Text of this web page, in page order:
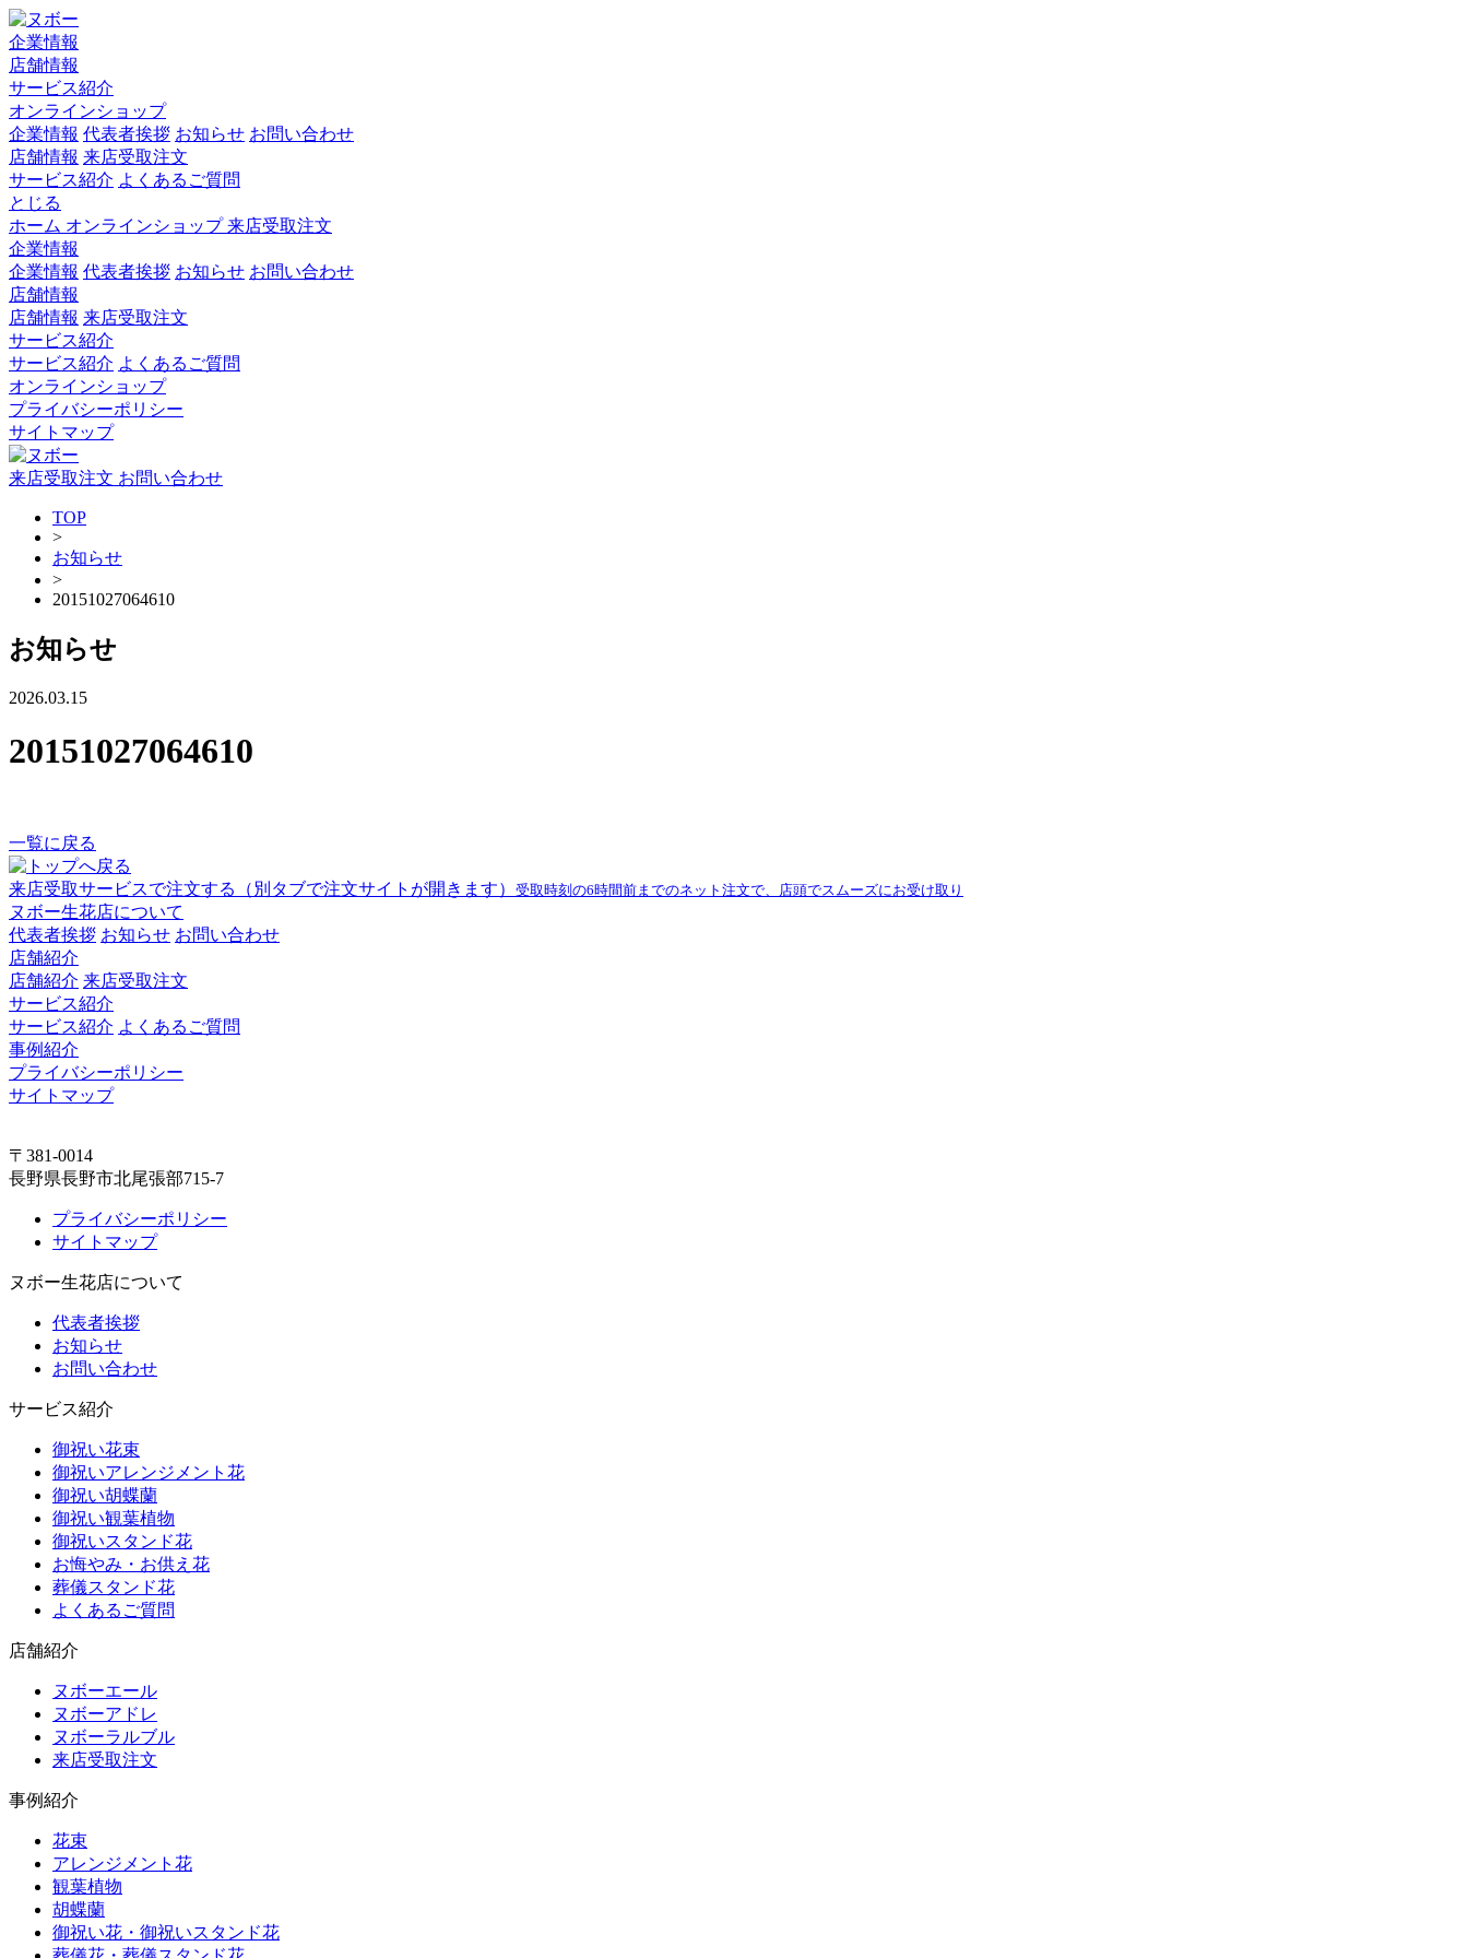
企業情報
店舗情報
サービス紹介
オンラインショップ
企業情報 代表者挨拶 お知らせ お問い合わせ
店舗情報 来店受取注文
サービス紹介 よくあるご質問
とじる
ホーム オンラインショップ来店受取注文
企業情報
企業情報 代表者挨拶 お知らせ お問い合わせ
店舗情報
店舗情報 来店受取注文
サービス紹介
サービス紹介 よくあるご質問
オンラインショップ
プライバシーポリシー
サイトマップ
来店受取注文 お問い合わせ
TOP
>
お知らせ
>
20151027064610
お知らせ
2026.03.15
20151027064610
一覧に戻る
来店受取サービスで注文する （別タブで注文サイトが開きます） 受取時刻の6時間前までのネット注文で、店頭でスムーズにお受け取り
ヌボー生花店について
代表者挨拶 お知らせ お問い合わせ
店舗紹介
店舗紹介 来店受取注文
サービス紹介
サービス紹介 よくあるご質問
事例紹介
プライバシーポリシー
サイトマップ
〒381-0014
長野県長野市北尾張部715-7
プライバシーポリシー
サイトマップ
ヌボー生花店について
代表者挨拶
お知らせ
お問い合わせ
サービス紹介
御祝い花束
御祝いアレンジメント花
御祝い胡蝶蘭
御祝い観葉植物
御祝いスタンド花
お悔やみ・お供え花
葬儀スタンド花
よくあるご質問
店舗紹介
ヌボーエール
ヌボーアドレ
ヌボーラルブル
来店受取注文
事例紹介
花束
アレンジメント花
観葉植物
胡蝶蘭
御祝い花・御祝いスタンド花